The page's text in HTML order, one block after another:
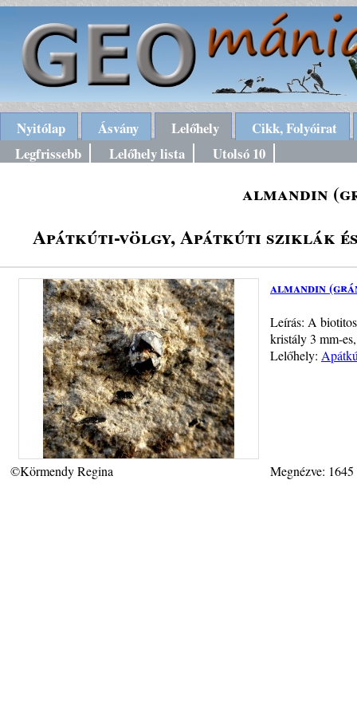
Nyitólap Ásvány Lelőhely
Cikk, Folyóirat
Legfrissebb
Lelőhely lista Utolsó 10
almandin
Apátkúti-völgy, Apátkúti sziklák
almandin
Leírás: A
kristály 3 mm-
Lelőhely:
©Körmendy Regina Megnézve: